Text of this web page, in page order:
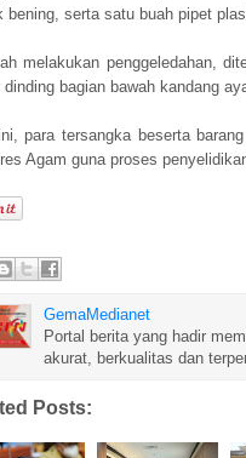
bening, serta satu buah pipet
melakukan penggeledahan,
dinding bagian bawah kandang
para tersangka beserta
Agam guna proses
GemaMedianet
Portal berita yang hadir
akurat, berkualitas dan
Posts: